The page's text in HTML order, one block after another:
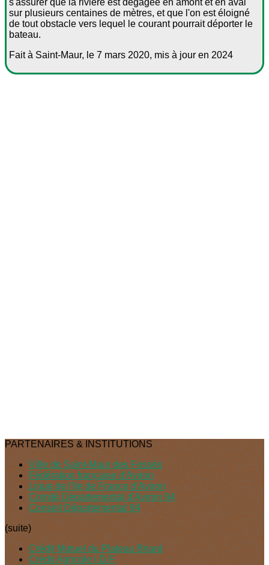
sur plusieurs centaines de mètres, et que l'on est éloigné
de tout obstacle vers lequel le courant pourrait déporter le
bateau.
Fait à Saint-Maur, le 7 mars 2020, mis à jour en 2024
PARTENAIRES & INSTITUTIONS
Ville de Saint-Maur des Fossés
Fédération française d'Aviron
Ligue de l'Ile de France d'Aviron
Comité Départemental d'Aviron 94
Conseil Départemental 94
(suite)
Crédit Mutuel du Plateau Briard
Crédit Agricole I.D.F.